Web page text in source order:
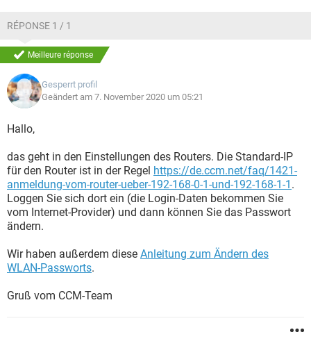
RÉPONSE 1 / 1
Meilleure réponse
Gesperrt profil
Geändert am 7. November 2020 um 05:21
Hallo,
das geht in den Einstellungen des Routers. Die Standard-IP
für den Router ist in der Regel https://de.ccm.net/faq/1421-
anmeldung-vom-router-ueber-192-168-0-1-und-192-168-1-1 .
Loggen Sie sich dort ein (die Login-Daten bekommen Sie
vom Internet-Provider) und dann können Sie das Passwort
ändern.
Wir haben außerdem diese Anleitung zum Ändern des
WLAN-Passworts.
Gruß vom CCM-Team